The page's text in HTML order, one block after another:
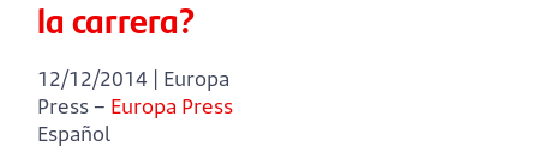
la carrera?
12/12/2014 | Europa
Press – Europa Press
Español